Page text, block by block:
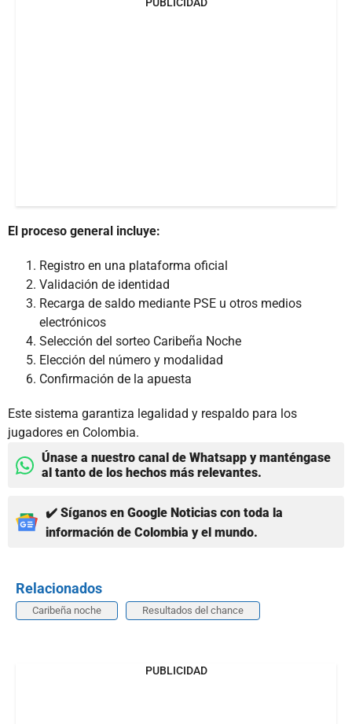
PUBLICIDAD
El proceso general incluye:
Registro en una plataforma oficial
Validación de identidad
Recarga de saldo mediante PSE u otros medios
electrónicos
Selección del sorteo Caribeña Noche
Elección del número y modalidad
Confirmación de la apuesta
Este sistema garantiza legalidad y respaldo para los
jugadores en Colombia.
Únase a nuestro canal de Whatsapp y manténgase
al tanto de los hechos más relevantes.
✔️ Síganos en Google Noticias con toda la
información de Colombia y el mundo.
Relacionados
Caribeña noche Resultados del chance
PUBLICIDAD